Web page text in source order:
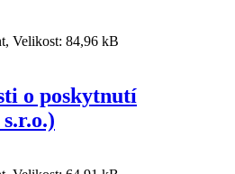
Velikost: 84,96 kB
o poskytnutí